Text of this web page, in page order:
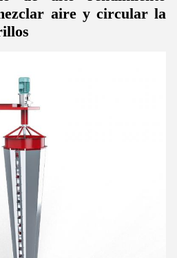
aire y circular la